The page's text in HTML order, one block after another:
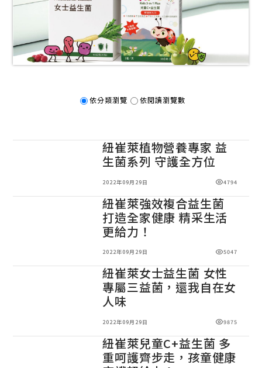
依分類瀏覽 依閱讀瀏覽數
紐崔萊植物營養專家 益
生菌系列 守護全方位
2022年09月29日 4794
紐崔萊強效複合益生菌
打造全家健康 精采生活
更給力！
2022年09月29日 5047
紐崔萊女士益生菌 女性
專屬三益菌，還我自在女
人味
2022年09月29日 9875
紐崔萊兒童C+益生菌 多
重呵護齊步走，孩童健康